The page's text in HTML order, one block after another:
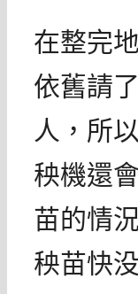
在整完
依舊請
人，所
秧機還
苗的情
秧苗快